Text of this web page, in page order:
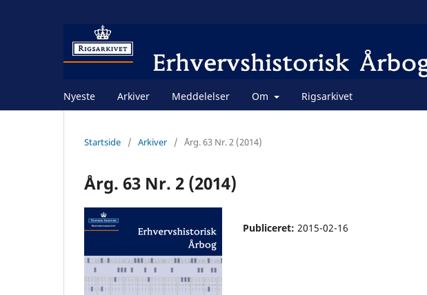
Nyeste Arkiver Meddelelser Om Rigsarkivet
Startside / Arkiver / Årg. 63 Nr. 2 (2014)
Årg. 63 Nr. 2 (2014)
Publiceret: 2015-02-16